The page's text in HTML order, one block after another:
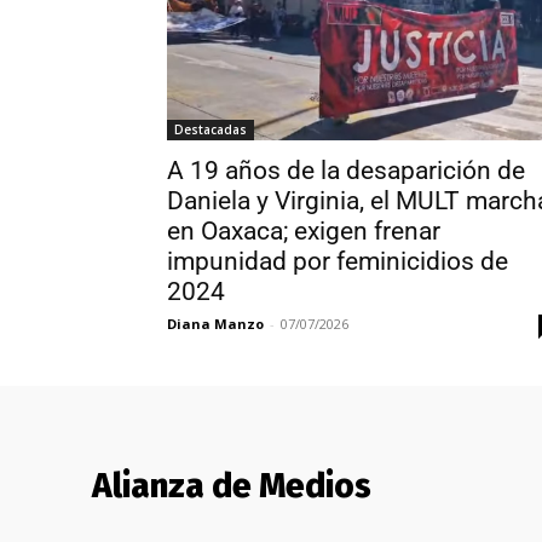
Destacadas
A 19 años de la desaparición de
Daniela y Virginia, el MULT
en Oaxaca; exigen frenar
impunidad por feminicidios de
2024
Diana Manzo - 07/07/2026
Alianza de Medios